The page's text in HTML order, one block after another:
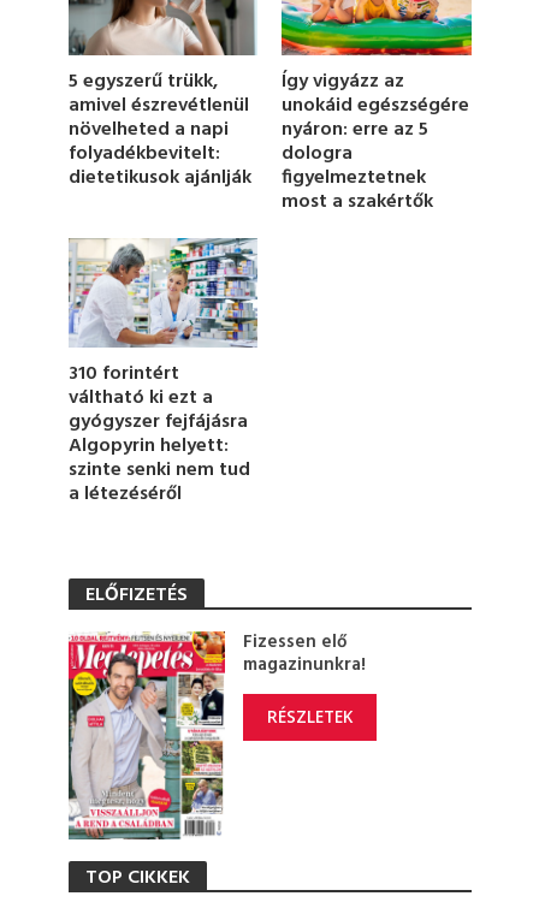
s
o
f
m
i
n
u
t
e
s
e
c
o
n
d
5 egyszerű trükk,
amivel észrevétlenül
növelheted a napi
folyadékbevitelt:
dietetikusok ajánlják
Így vigyázz az
unokáid egészségére
nyáron: erre az 5
dologra
figyelmeztetnek
most a szakértők
310 forintért
váltható ki ezt a
gyógyszer fejfájásra
Algopyrin helyett:
szinte senki nem tud
a létezéséről
ELŐFIZETÉS
Fizessen elő
magazinunkra!
RÉSZLETEK
TOP CIKKEK